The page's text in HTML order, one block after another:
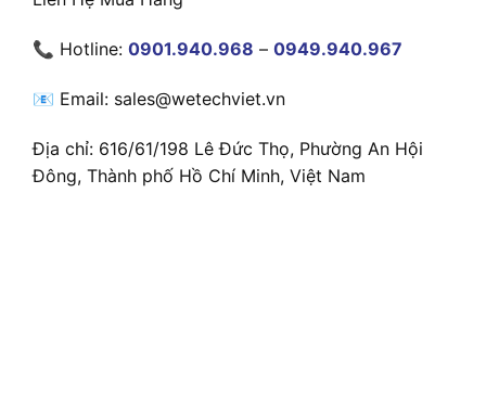
📞 Hotline: 0901.940.968 – 0949.940.967
📧 Email: sales@wetechviet.vn
Địa chỉ: 616/61/198 Lê Đức Thọ, Phường An Hội
Đông, Thành phố Hồ Chí Minh, Việt Nam